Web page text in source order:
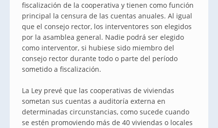
fiscalización de la cooperativa y tienen como función
principal la censura de las cuentas anuales. Al igual
que el consejo rector, los interventores son elegidos
por la asamblea general. Nadie podrá ser elegido
como interventor, si hubiese sido miembro del
consejo rector durante todo o parte del período
sometido a fiscalización.
La Ley prevé que las cooperativas de viviendas
sometan sus cuentas a auditoría externa en
determinadas circunstancias, como sucede cuando
se estén promoviendo más de 40 viviendas o locales